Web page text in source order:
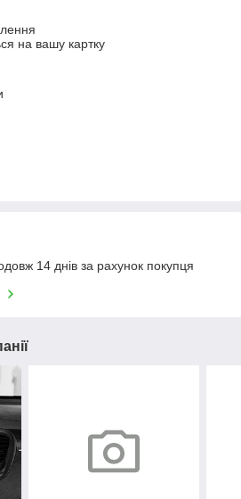
на вашу картку
14 днів за рахунок покупця